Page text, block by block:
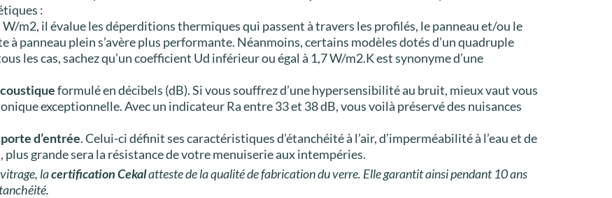
:
W/m2, il évalue les déperditions thermiques qui passent à travers les profilés, le panneau et/ou le
à panneau plein s’avère plus performante. Néanmoins, certains modèles dotés d’un quadruple
les cas, sachez qu’un coefficient Ud inférieur ou égal à 1,7 W/m2.K est synonyme d’une
formulé en décibels (dB). Si vous souffrez d’une hypersensibilité au bruit, mieux vaut vous
exceptionnelle. Avec un indicateur Ra entre 33 et 38 dB, vous voilà préservé des nuisances
d’entrée. Celui-ci définit ses caractéristiques d’étanchéité à l’air, d’imperméabilité à l’eau et de
grande sera la résistance de votre menuiserie aux intempéries.
lacertification Cekalatteste de la qualité de fabrication du verre. Elle garantit ainsi pendant 10 ans